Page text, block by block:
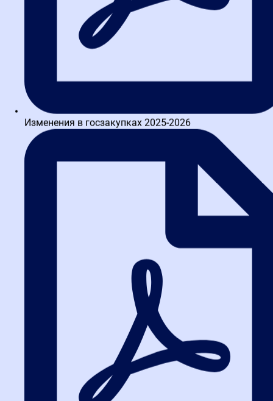
Изменения в госзакупках 2025-2026